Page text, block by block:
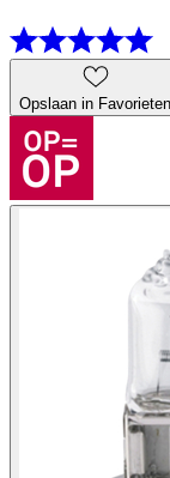
Opslaan in Favorieten